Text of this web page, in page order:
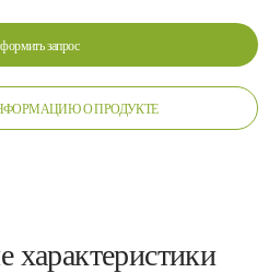
запрос
О ПРОДУКТЕ
характеристики